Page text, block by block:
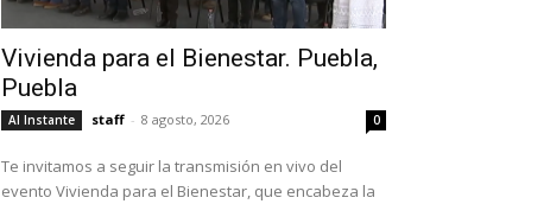
Vivienda para el Bienestar. Puebla,
Puebla
Al Instante staff - 8 agosto, 2026 0
Te invitamos a seguir la transmisión en vivo del
evento Vivienda para el Bienestar, que encabeza la